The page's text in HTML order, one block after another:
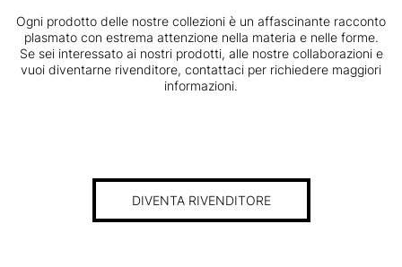
Ogni prodotto delle nostre collezioni è un affascinante racconto
plasmato con estrema attenzione nella materia e nelle forme.
Se sei interessato ai nostri prodotti, alle nostre collaborazioni e
vuoi diventarne rivenditore, contattaci per richiedere maggiori
informazioni.
DIVENTA RIVENDITORE